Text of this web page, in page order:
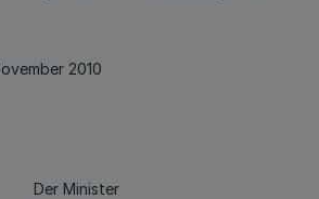
2010
Der Minister